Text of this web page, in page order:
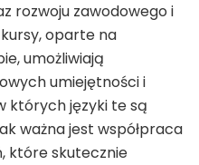
rozwoju zawodowego i
oparte na
umożliwiają
umiejętności i
których języki te są
ważna jest współpraca
które skutecznie